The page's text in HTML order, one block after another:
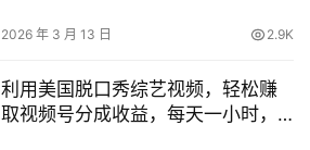
2026 年 3 月 13 日 2.9K
利用美国脱口秀综艺视频，轻松赚
取视频号分成收益，每天一小时，